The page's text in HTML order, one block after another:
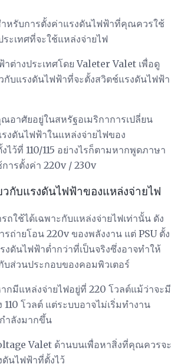
หรับการตั้งค่าแรงดันไฟฟ้าที่คุณควรใช้
ระเทศที่จะใช้แหล่งจ่ายไฟ
ต่างประเทศโดย Valeter Valet เพื่อดู
กับแรงดันไฟฟ้าที่จะตั้งสวิตช์แรงดันไฟฟ้า
อาศัยอยู่ในสหรัฐอเมริกาการเปลี่ยน
งดันไฟฟ้าในแหล่งจ่ายไฟของ
ไว้ที่ 110/115 อย่างไรก็ตามหากพูดภาษา
ารตั้งค่า 220v / 230v
กับแรงดันไฟฟ้าของแหล่งจ่ายไฟ
ถใช้ได้เฉพาะกับแหล่งจ่ายไฟเท่านั้น ดัง
รถ่ายโอน 220v ของพลังงาน แต่ PSU ตั้ง
งดันไฟฟ้าต่ำกว่าที่เป็นจริงซึ่งอาจทำให้
บส่วนประกอบของคอมพิวเตอร์
กมีแหล่งจ่ายไฟอยู่ที่ 220 โวลต์แม้ว่าจะมี
110 โวลต์ แต่ระบบอาจไม่เริ่มทำงาน
ำลังมากขึ้น
Valet ด้านบนเพื่อหาสิ่งที่คุณควรจะ
นไฟฟ้าที่ตั้งไว้